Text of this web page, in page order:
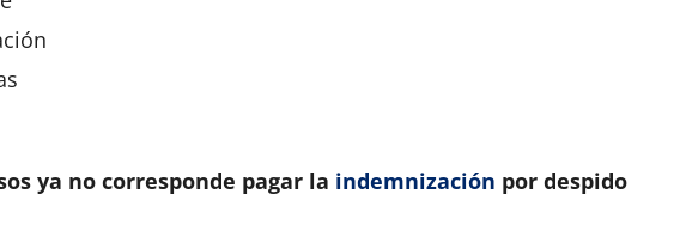
ya no corresponde pagar la indemnización por despido